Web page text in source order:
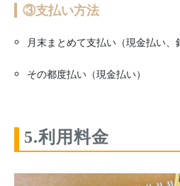
③支払い方法
月末まとめて支払い（現金払い、
その都度払い（現金払い）
5.利用料金